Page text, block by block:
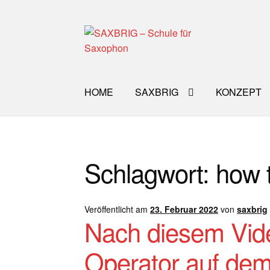
Zur
Navigation
Zum
Inhalt
HOME SAXBRIG KONZEPT
Impro Basic – Download PDF + mp3 INFOS
Schlagwort: how
Veröffentlicht am23. Februar 2022 vonsaxbrig
Nach diesem
Operator auf